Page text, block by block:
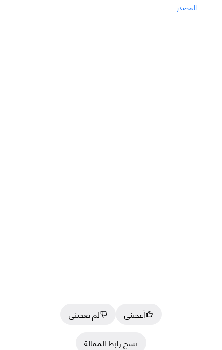
المصدر
أعجبني
لم يعجبني
نسخ رابط المقالة